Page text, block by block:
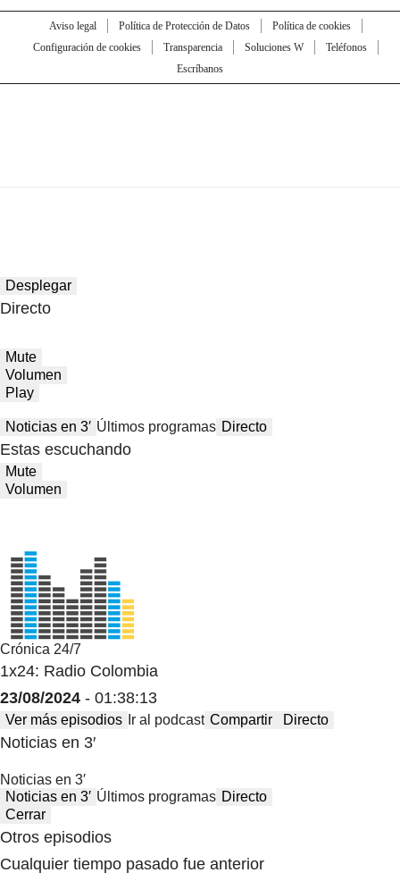
Aviso legal Política de Protección de Datos
Política de cookies
Configuración de cookies
Transparencia Soluciones W
Teléfonos
Escríbanos
Desplegar
Directo
Mute
Volumen
Play
Noticias en 3′ Últimos programas Directo
Estas escuchando
Mute
Volumen
Crónica 24/7
1x24: Radio Colombia
23/08/2024 - 01:38:13
Ver más episodios Ir al podcast Compartir Directo
Noticias en 3′
Noticias en 3′
Noticias en 3′ Últimos programas Directo
Cerrar
Otros episodios
Cualquier tiempo pasado fue anterior